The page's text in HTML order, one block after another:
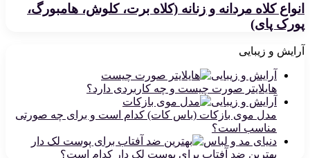
انواع کلاه مردانه و زنانه (کلاه برت، کلوش، هامبورگ،
پورک پای)
آرایش و زیبایی
آرایش و زیبایی
هایلایتر صورت چیست و چه کاربردی دارد؟
آرایش و زیبایی
مدل موی بازکات (باس کات) کدام است و برای چه صورتی
مناسب است؟
دنیای مد و لباس
بهترین ضد آفتاب برای پوست لک دار کدام است؟